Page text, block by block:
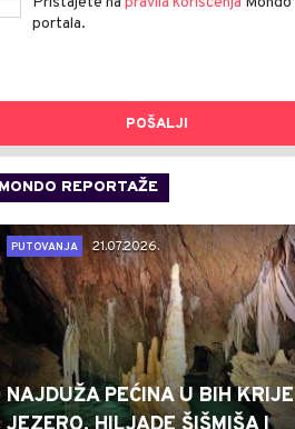
portala.
POŠALJI
MONDO REPORTAŽE
PUTOVANJA
21.07.2026.
NAJDUŽA PEĆINA U BIH KRIJE